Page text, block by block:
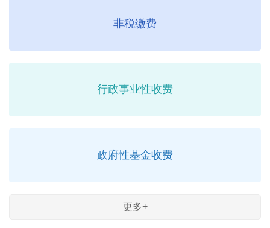
非税缴费
行政事业性收费
政府性基金收费
更多+